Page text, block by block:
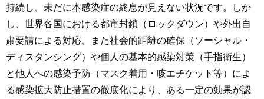
研
究
社
連
携
方
卒
の
方
持続し、未だに本感染症の終息が見えない状況です。しか
し、世界各国における都市封鎖（ロックダウン）や外出自
粛要請による対応、また社会的距離の確保（ソーシャル・
ディスタンシング）や個人の基本的感染対策（手指衛生）
と他人への感染予防（マスク着用・咳エチケット等）によ
る感染拡大防止措置の徹底化により、ある一定の効果が認